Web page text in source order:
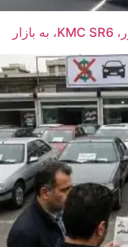
شاسی‌بلند جدید و جذاب کرمان موتور، KMC SR6، به بازار